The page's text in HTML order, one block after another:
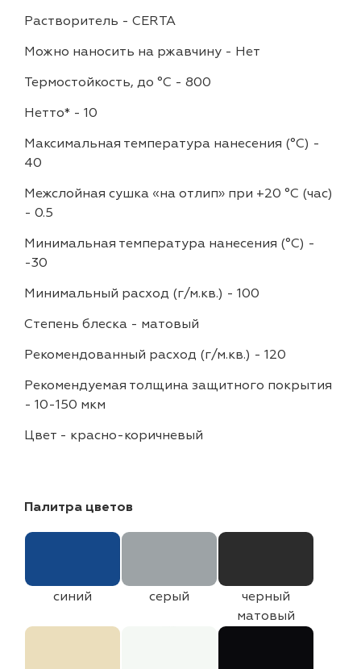
Растворитель - CERTA
Можно наносить на ржавчину - Нет
Термостойкость, до °C - 800
Нетто* - 10
Максимальная температура нанесения (°С) -
40
Межслойная сушка «на отлип» при +20 °С (час)
- 0.5
Минимальная температура нанесения (°С) -
-30
Минимальный расход (г/м.кв.) - 100
Степень блеска - матовый
Рекомендованный расход (г/м.кв.) - 120
Рекомендуемая толщина защитного покрытия
- 10-150 мкм
Цвет - красно-коричневый
Палитра цветов
синий серый
черный
матовый